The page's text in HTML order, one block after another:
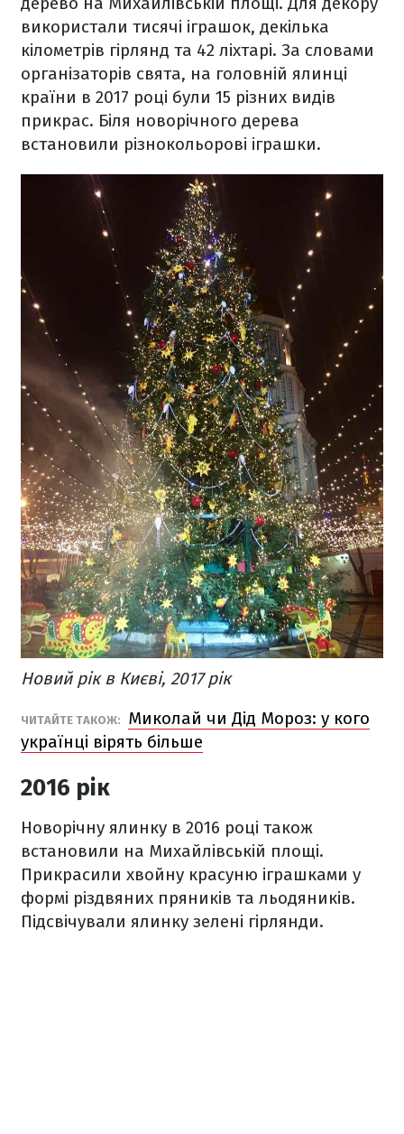
використали тисячі іграшок, декілька
кілометрів гірлянд та 42 ліхтарі. За словами
організаторів свята, на головній ялинці
країни в 2017 році були 15 різних видів
прикрас. Біля новорічного дерева
встановили різнокольорові іграшки.
Новий рік в Києві, 2017 рік
ЧИТАЙТЕ ТАКОЖ:
Миколай чи Дід Мороз: у кого
українці вірять більше
2016 рік
Новорічну ялинку в 2016 році також
встановили на Михайлівській площі.
Прикрасили хвойну красуню іграшками у
формі різдвяних пряників та льодяників.
Підсвічували ялинку зелені гірлянди.